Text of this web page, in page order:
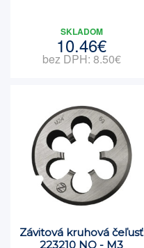
SKLADOM
10.46€
bez DPH: 8.50€
Závitová kruhová čeľusť
223210 NO - M3